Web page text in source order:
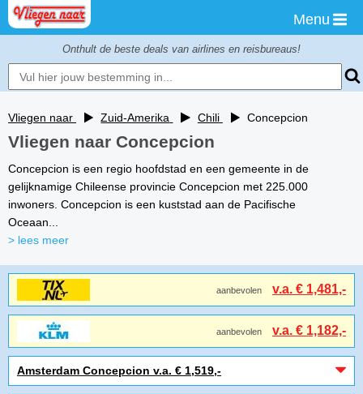
Menu
Onthult de beste deals van airlines en reisbureaus!
Vliegen naar Zuid-Amerika Chili Concepcion
Vliegen naar Concepcion
Concepcion is een regio hoofdstad en een gemeente in de
gelijknamige Chileense provincie Concepcion met 225.000
inwoners. Concepcion is een kuststad aan de Pacifische
Oceaan...
> lees meer
aanbevolen v.a. € 1,481,-
aanbevolen v.a. € 1,182,-
Amsterdam Concepcion v.a. € 1,519,-